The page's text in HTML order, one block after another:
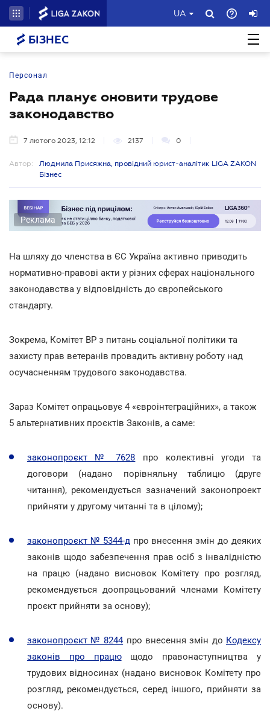
UA
БІЗНЕС
Персонал
Рада планує оновити трудове
законодавство
7 лютого 2023, 12:12 2137 0
Автор:
Людмила Присяжна, провідний юрист-аналітик LIGA ZAKON
Бізнес
Реклама
На шляху до членства в ЄС Україна активно приводить
нормативно-правові акти у різних сферах національного
законодавства у відповідність до європейського
стандарту.
Зокрема, Комітет ВР з питань соціальної політики та
захисту прав ветеранів провадить активну роботу над
осучасненням трудового законодавства.
Зараз Комітет опрацьовує 4 «євроінтеграційних», а також
5 альтернативних проєктів Законів, а саме:
законопроєкт № 7628 про колективні угоди та
договори (надано порівняльну таблицю (друге
читання), рекомендується зазначений законопроект
прийняти у другому читанні та в цілому);
законопроєкт № 5344-дпро внесення змін до деяких
законів щодо забезпечення прав осіб з інвалідністю
на працю (надано висновок Комітету про розгляд,
рекомендується доопрацьований членами Комітету
проєкт прийняти за основу);
законопроєкт № 8244про внесення змін до Кодексу
законів про працющодо правонаступництва у
трудових відносинах (надано висновок Комітету про
розгляд, рекомендується, серед іншого, прийняти за
основу).